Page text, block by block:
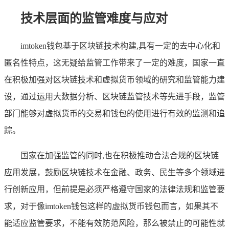
技术层面的监管难度与应对
imtoken钱包基于区块链技术构建,具有一定的去中心化和
匿名性特点，这无疑给监管工作带来了一定的难度，国家一直
在积极加强对区块链技术和虚拟货币领域的研究和监管能力建
设，通过运用大数据分析、区块链监管技术等先进手段，监管
部门能够对虚拟货币的交易和钱包的使用进行有效的监测和追
踪。
国家在加强监管的同时,也在积极推动合法合规的区块链
应用发展，鼓励区块链技术在金融、政务、民生等多个领域进
行创新应用，但前提是必须严格遵守国家的法律法规和监管要
求，对于像imtoken钱包这样的虚拟货币钱包而言，如果其不
能适应监管要求，不能有效防范风险，那么被禁止的可能性就